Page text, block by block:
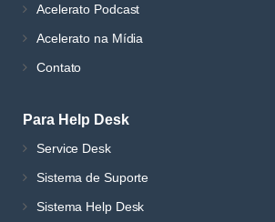
Acelerato Podcast
Acelerato na Mídia
Contato
Para Help Desk
Service Desk
Sistema de Suporte
Sistema Help Desk